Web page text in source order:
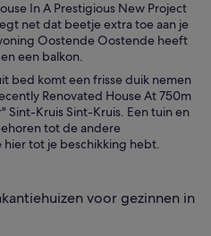
In A Prestigious New Project
net dat beetje extra toe aan je
Oostende Oostende heeft
een balkon.
bed komt een frisse duik nemen
Renovated House At 750m
Sint-Kruis Sint-Kruis. Een tuin en
tot de andere
hier tot je beschikking hebt.
voor gezinnen in